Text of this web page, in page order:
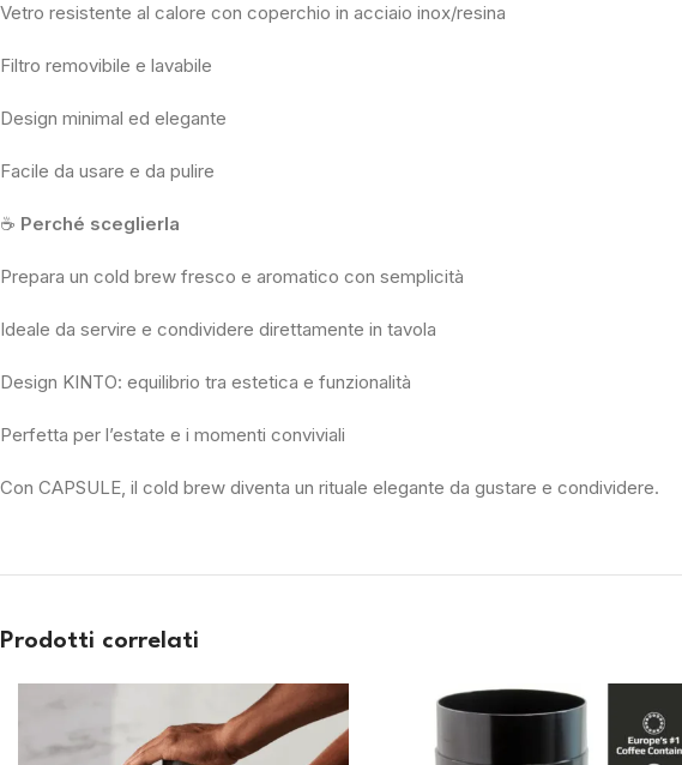
Vetro resistente al calore con coperchio in acciaio inox/resina
Filtro removibile e lavabile
Design minimal ed elegante
Facile da usare e da pulire
☕ Perché sceglierla
Prepara un cold brew fresco e aromatico con semplicità
Ideale da servire e condividere direttamente in tavola
Design KINTO: equilibrio tra estetica e funzionalità
Perfetta per l’estate e i momenti conviviali
Con CAPSULE, il cold brew diventa un rituale elegante da gustare e condividere.
Prodotti correlati